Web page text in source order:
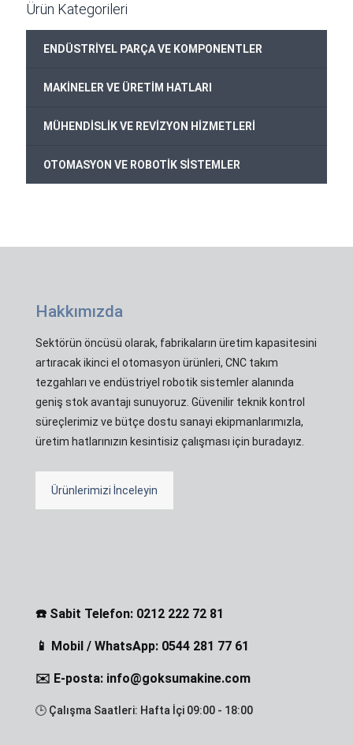
Ürün Kategorileri
ENDÜSTRİYEL PARÇA VE KOMPONENTLER
MAKİNELER VE ÜRETİM HATLARI
MÜHENDİSLİK VE REVİZYON HİZMETLERİ
OTOMASYON VE ROBOTİK SİSTEMLER
Hakkımızda
Sektörün öncüsü olarak, fabrikaların üretim kapasitesini
artıracak ikinci el otomasyon ürünleri, CNC takım
tezgahları ve endüstriyel robotik sistemler alanında
geniş stok avantajı sunuyoruz. Güvenilir teknik kontrol
süreçlerimiz ve bütçe dostu sanayi ekipmanlarımızla,
üretim hatlarınızın kesintisiz çalışması için buradayız.
Ürünlerimizi İnceleyin
☎️ Sabit Telefon: 0212 222 72 81
📱 Mobil / WhatsApp: 0544 281 77 61
✉️ E-posta: info@goksumakine.com
🕒 Çalışma Saatleri: Hafta İçi 09:00 - 18:00